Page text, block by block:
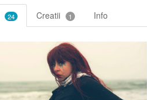
24 Creatii 1 Info